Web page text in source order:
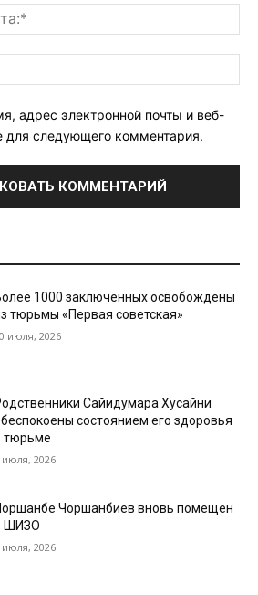
адрес электронной почты и веб-
для следующего комментария.
1000 заключённых освобождены
тюрьмы «Первая советская»
июля, 2026
Сайидумара Хусайни
состоянием его здоровья
тюрьме
июля, 2026
Чоршанбиев вновь помещен
ШИЗО
июля, 2026